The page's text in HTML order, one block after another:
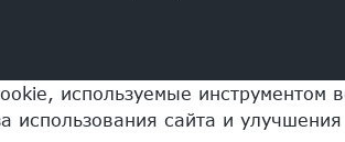
используемые инструментом
сайта и